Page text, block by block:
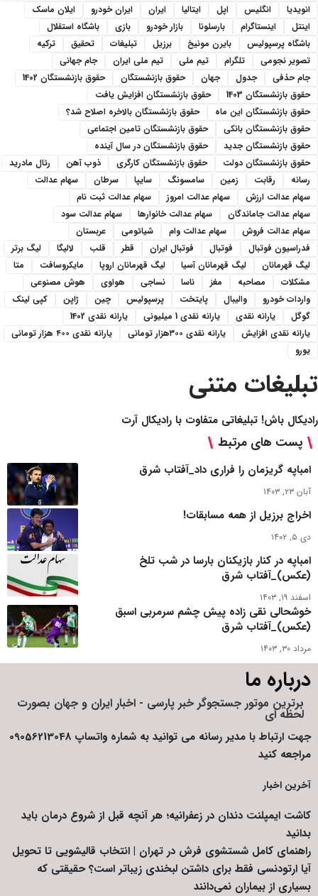
انویدیا
انگلیس اپل ایتالیا ایران ایران خودرو
ایلان ماسک
اینتل
اینستاگرام بارسلونا بازار خودرو بازی
باشگاه استقلال
باشگاه پرسپولیس
بایرن مونیخ برزیل تبلیغات تحقیق
ترکیه
تصویر نجومی
تلگرام تیم ملی تیم ملی ایران
جام جهانی
جام حذفی
جدول جهان حقوق بازنشستگان
حقوق بازنشستگان 1402
حقوق بازنشستگان 1403
حقوق بازنشستگان افزایش یافت
حقوق بازنشستگان این ماه
حقوق بازنشستگان بالاخره اصلاح شد؟
حقوق بازنشستگان بانکی
حقوق بازنشستگان تامین اجتماعی
حقوق بازنشستگان جدید
حقوق بازنشستگان در سال آینده
حقوق بازنشستگان دولت
حقوق بازنشستگان کارگری ذوب آهن
رئال مادرید
رسانه
رقابت زمین سامسونگ سایپا سرطان
سهام عدالت
سهام عدالت ارزش
سهام عدالت امروز
سهام عدالت ثبت نام
سهام عدالت جاماندگان
سهام عدالت خانوارها
سهام عدالت سود
سهام عدالت فروش
سهام عدالت وام شیائومی
عربستان
فدراسیون فوتبال
فوتبال فوتبال ایران قطر قلب لالیگا
لیگ برتر
لیگ قهرمانان
لیگ قهرمانان آسیا لیگ قهرمانان اروپا مایکروسافت
متا
مشکلات
مصاحبه مغز ناسا نساجی هواوی
هوش مصنوعی
واردات خودرو
والیبال پایتخت پرسپولیس چین ژاپن
کپی لینک
گوگل
یارانه نقدی یارانه نقدی 1 میلیونی
یارانه نقدی 1402
یارانه نقدی افزایش
یارانه نقدی ۳۰۰هزار تومانی
یارانه نقدی ۴۰۰ هزار تومانی
یورو
تبلیغات متنی
رادیکال باش! تبلیغاتی متفاوت با رادیکال آرت
پست های مرتبط
امباپه گریزمان را فراری داد_آفتاب شرق
آبان ۲۳, ۱۴۰۳
اخراج برزیل از همه مسابقات!
دی ۵, ۱۴۰۲
امباپه در کنار بازیکنان بارسا در شب تلخ
(عکس)_آفتاب شرق
اسفند ۱۹, ۱۴۰۳
خوشحالی نقی زاده پیش چشم سرمربی اسبق
(عکس)_آفتاب شرق
مرداد ۳۰, ۱۴۰۳
درباره ما
برترین موتور جستجوگر خبر پارسی - اخبار ایران و جهان بصورت
لحظه ای
جهت ارتباط با مدیر رسانه می توانید به شماره واتساپ 09056213048
مراجعه کنید
آخرین اخبار
کاشت ایمپلنت دندان در زعفرانیه؛ هر آنچه قبل از شروع درمان باید
بدانید
راهنمای کامل شستشوی فرش در تهران | انتخاب قالیشویی تا تحویل
آیا ارتودنسی فقط برای داشتن لبخندی زیباتر است؟ حقیقتی که
بسیاری از بیماران نمی‌دانند